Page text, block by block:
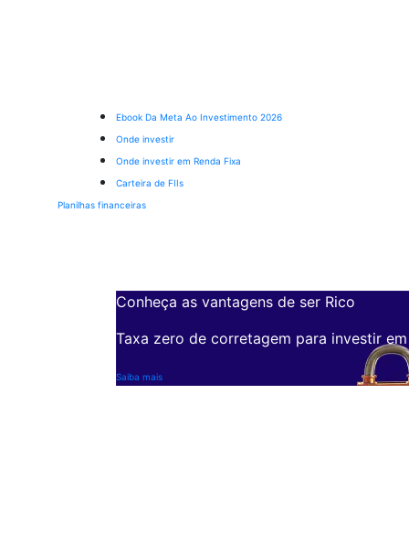
Ebook Da Meta Ao Investimento 2026
Onde investir
Onde investir em Renda Fixa
Carteira de FIIs
Planilhas financeiras
Conheça as vantagens de ser Rico
Taxa zero de corretagem para investir
Saiba mais